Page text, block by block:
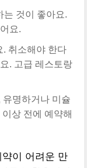
는 것이 좋아요.
요.
취소해야 한다
. 고급 레스토랑
유명하거나 미슐
상 전에 예약해
이 어려운 만